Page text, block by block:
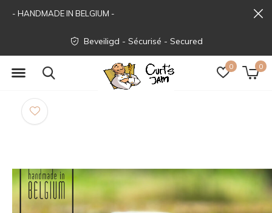
0 0
Beveiligd - Sécurisé - Secured
- HANDMADE IN BELGIUM -